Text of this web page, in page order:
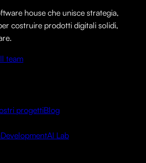
house che unisce strategia,
costruire prodotti digitali solidi,
Il team
progettiBlog
DevelopmentAI Lab